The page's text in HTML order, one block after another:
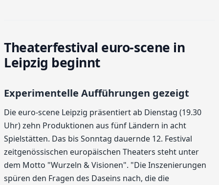
Theaterfestival euro-scene in
Leipzig beginnt
Experimentelle Aufführungen gezeigt
Die euro-scene Leipzig präsentiert ab Dienstag (19.30
Uhr) zehn Produktionen aus fünf Ländern in acht
Spielstätten. Das bis Sonntag dauernde 12. Festival
zeitgenössischen europäischen Theaters steht unter
dem Motto "Wurzeln & Visionen". "Die Inszenierungen
spüren den Fragen des Daseins nach, die die